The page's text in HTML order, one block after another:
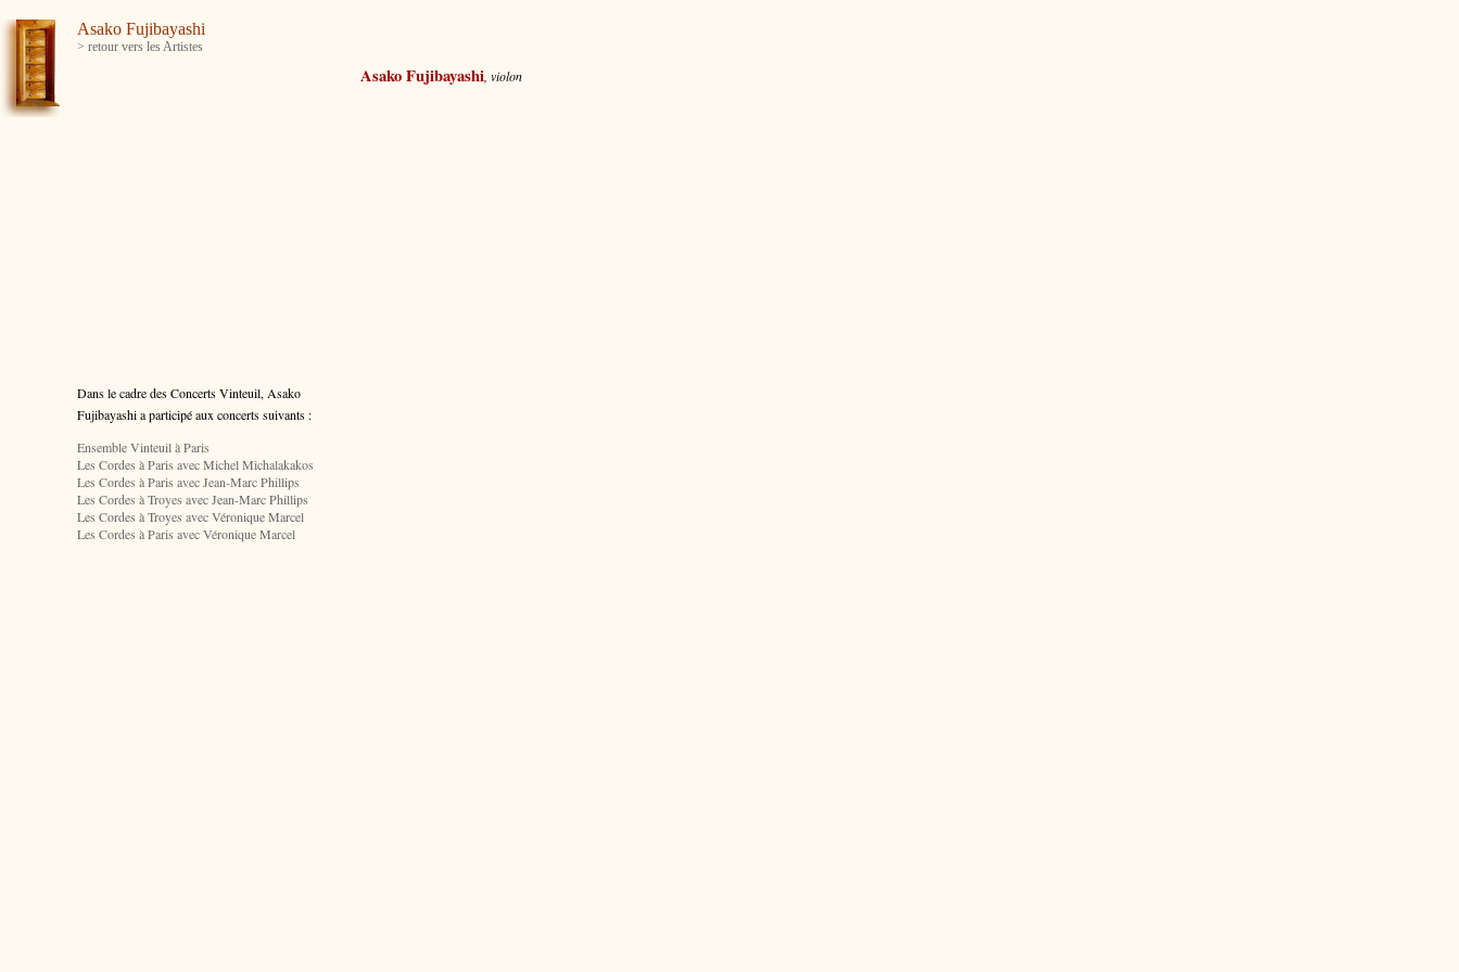
Asako Fujibayashi
> retour vers les Artistes
Asako Fujibayashi , violon
Dans le cadre des Concerts Vinteuil, Asako
Fujibayashia participé aux concerts suivants :
Ensemble Vinteuil à Paris
Les Cordes à Paris avec Michel Michalakakos
Les Cordes à Paris avec Jean-Marc Phillips
Les Cordes à Troyes avec Jean-Marc Phillips
Les Cordes à Troyes avec Véronique Marcel
Les Cordes à Paris avec Véronique Marcel